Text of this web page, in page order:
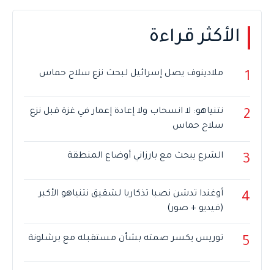
الأكثر قراءة
1 ملادينوف يصل إسرائيل لبحث نزع سلاح حماس
2
نتنياهو: لا انسحاب ولا إعادة إعمار في غزة قبل نزع
سلاح حماس
3 الشرع يبحث مع بارزاني أوضاع المنطقة
4
أوغندا تدشن نصبا تذكاريا لشقيق نتنياهو الأكبر
(فيديو + صور)
5 توريس يكسر صمته بشأن مستقبله مع برشلونة